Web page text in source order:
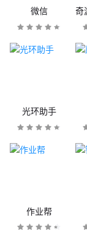
微信
光环助手
作业帮